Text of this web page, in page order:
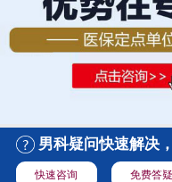
男科疑问快速解决
快速咨询 免费答疑